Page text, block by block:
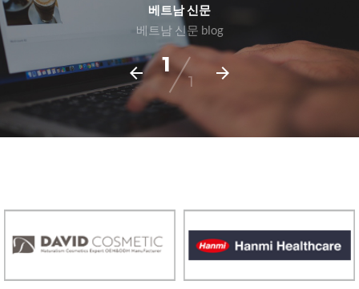
베트남 신문
베트남 신문 blog
1
1